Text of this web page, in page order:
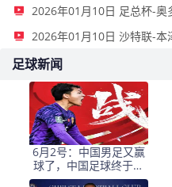
2026年01月10日 沙特联-
足球新闻
6月2号：中国男足又赢
球了，中国足球终于不
再令人闹心窝火！